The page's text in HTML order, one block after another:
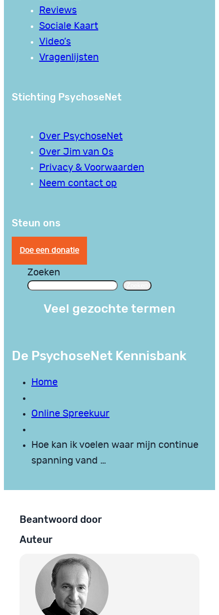
Reviews
Sociale Kaart
Video’s
Vragenlijsten
Stichting PsychoseNet
Over PsychoseNet
Over Jim van Os
Privacy & Voorwaarden
Neem contact op
Steun ons
Doe een donatie
Zoeken
Veel gezochte termen
De PsychoseNet Kennisbank
Home
Online Spreekuur
Hoe kan ik voelen waar mijn continue
spanning vand …
Beantwoord door
Auteur